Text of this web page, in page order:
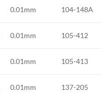
0.01mm 104-148A
0.01mm 105-412
0.01mm 105-413
0.01mm 137-205